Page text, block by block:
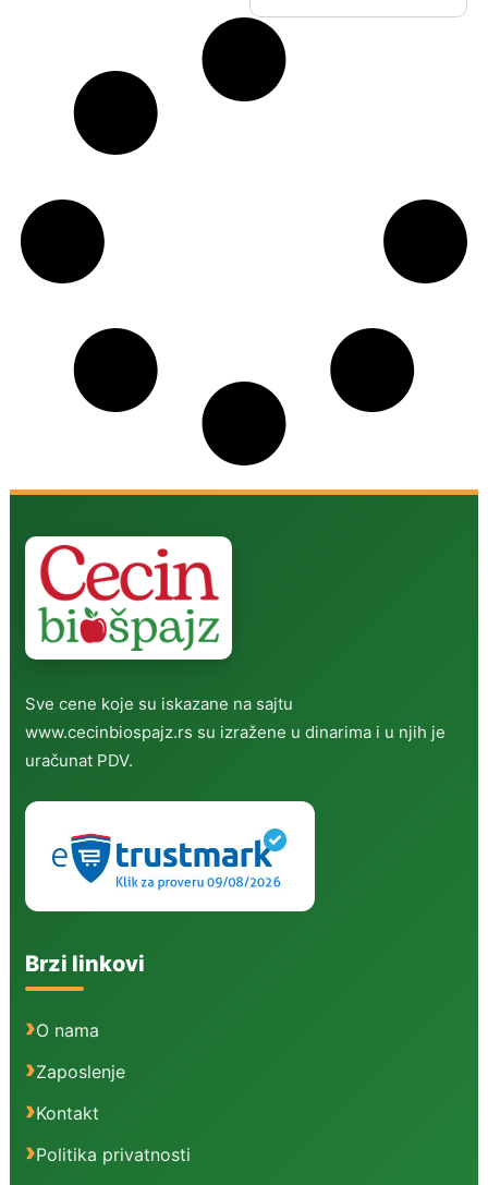
Sve cene koje su iskazane na sajtu
www.cecinbiospajz.rs su izražene u dinarima i u njih je
uračunat PDV.
Brzi linkovi
O nama
Zaposlenje
Kontakt
Politika privatnosti